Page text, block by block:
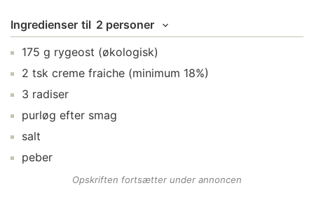
Ingredienser til 2 personer
175 g rygeost (økologisk)
2 tsk creme fraiche (minimum 18%)
3 radiser
purløg efter smag
salt
peber
Opskriften fortsætter under annoncen